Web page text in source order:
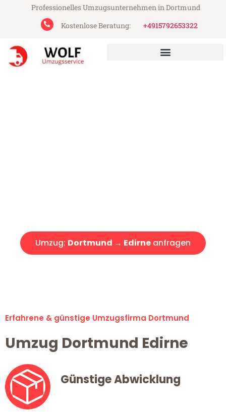
Professionelles Umzugsunternehmen in Dortmund
Kostenlose Beratung:
+4915792653322
Umzug: Dortmund → Edirne anfragen
Erfahrene & günstige Umzugsfirma Dortmund
Umzug Dortmund Edirne
Günstige Abwicklung